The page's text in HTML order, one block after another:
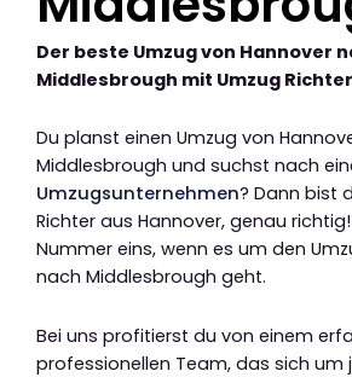
Der beste Umzug von Hannover
Middlesbrough mit Umzug Richter
Du planst einen Umzug von
Middlesbrough und suchst nach
Umzugsunternehmen? Dann bist
Richter aus Hannover, genau
Nummer eins, wenn es um den
nach Middlesbrough geht.
Bei uns profitierst du von einem
professionellen Team, das sich um